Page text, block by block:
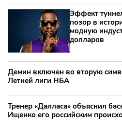
Эффект
позор в
модную
долларов
Демин включен во вторую
Летней лиги НБА
Тренер «Далласа» объяснил
Ищенко его российским